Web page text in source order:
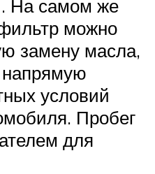
На самом же
можно
замену масла,
напрямую
условий
Пробег
для